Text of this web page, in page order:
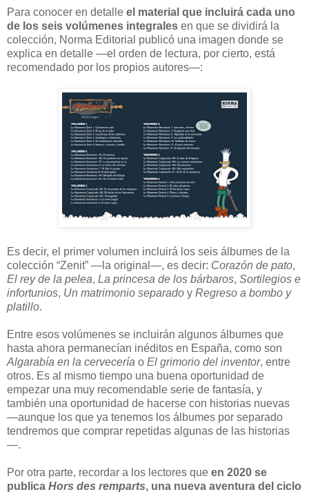
Para conocer en detalle el material que incluirá cada uno
de los seis volúmenes integrales en que se dividirá la
colección, Norma Editorial publicó una imagen donde se
explica en detalle —el orden de lectura, por cierto, está
recomendado por los propios autores—:
Es decir, el primer volumen incluirá los seis álbumes de la
colección “Zenit” —la original—, es decir: Corazón de pato,
El rey de la pelea, La princesa de los bárbaros, Sortilegios e
infortunios, Un matrimonio separado y Regreso a bombo y
platillo.
Entre esos volúmenes se incluirán algunos álbumes que
hasta ahora permanecían inéditos en España, como son
Algarabía en la cervecería o El grimorio del inventor, entre
otros. Es al mismo tiempo una buena oportunidad de
empezar una muy recomendable serie de fantasía, y
también una oportunidad de hacerse con historias nuevas
—aunque los que ya tenemos los álbumes por separado
tendremos que comprar repetidas algunas de las historias
—.
Por otra parte, recordar a los lectores que en 2020 se
publica Hors des remparts, una nueva aventura del ciclo